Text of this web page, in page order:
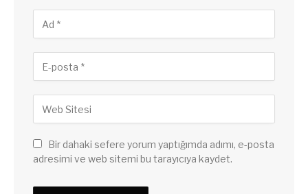
Bir dahaki sefere yorum yaptığımda adımı, e-posta
adresimi ve web sitemi bu tarayıcıya kaydet.